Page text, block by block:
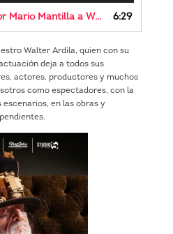
1. Entrevista hecha por Mario Mantilla a Walter Ardila 6:29
Walter Ardila, quien con su
deja a todos sus
actores, productores y muchos
como espectadores, con la
en las obras y